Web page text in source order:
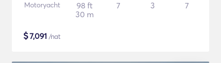
Motoryacht
98 ft
30 m
7 3 7
$7,091 /nat